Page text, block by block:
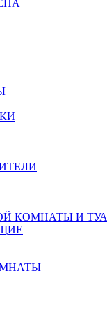
КОМНАТЫ И